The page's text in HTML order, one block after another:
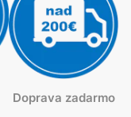
Doprava zadarmo